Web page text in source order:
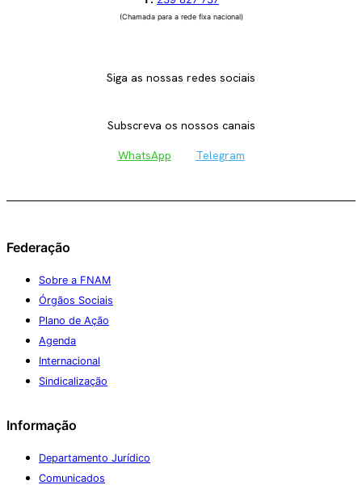
(Chamada para a rede fixa nacional)
Siga as nossas redes sociais
Subscreva os nossos canais
WhatsApp Telegram
Federação
Sobre a FNAM
Órgãos Sociais
Plano de Ação
Agenda
Internacional
Sindicalização
Informação
Departamento Jurídico
Comunicados